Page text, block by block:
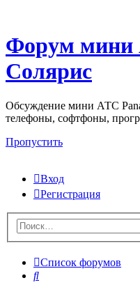
Форум мини
Солярис
Обсуждение мини АТС
телефоны, софтфоны,
Пропустить
Вход
Регистрация
Список форумов
Поиск